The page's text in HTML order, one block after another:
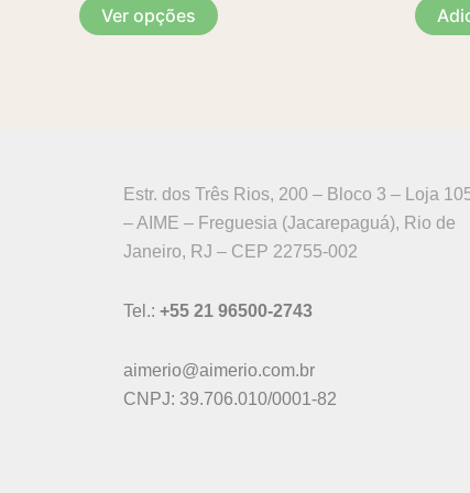
Ver opções
Estr. dos Três Rios, 200 – Bloco 3 – Loja
– AIME – Freguesia (Jacarepaguá), Rio de
Janeiro, RJ – CEP 22755-002
Tel.: +55 21 96500-2743
aimerio@aimerio.com.br
CNPJ: 39.706.010/0001-82